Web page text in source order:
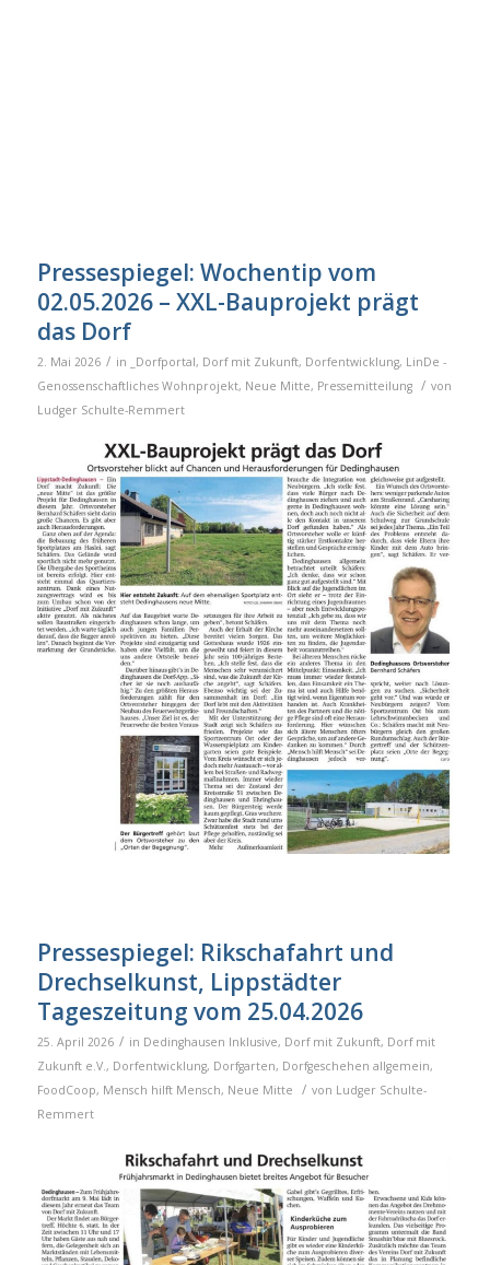
Pressespiegel: Wochentip vom
02.05.2026 – XXL-Bauprojekt prägt
das Dorf
2. Mai 2026 / in _Dorfportal, Dorf mit Zukunft, Dorfentwicklung, LinDe -
Genossenschaftliches Wohnprojekt, Neue Mitte, Pressemitteilung / von
Ludger Schulte-Remmert
Pressespiegel: Rikschafahrt und
Drechselkunst, Lippstädter
Tageszeitung vom 25.04.2026
25. April 2026 / in Dedinghausen Inklusive, Dorf mit Zukunft, Dorf mit
Zukunft e.V., Dorfentwicklung, Dorfgarten, Dorfgeschehen allgemein,
FoodCoop, Mensch hilft Mensch, Neue Mitte / von Ludger Schulte-
Remmert